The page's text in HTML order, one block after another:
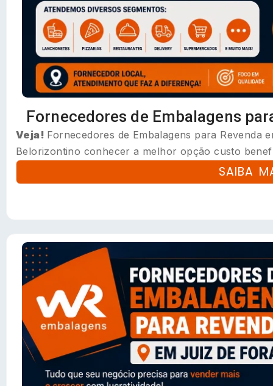
Fornecedores de Embalagens
Veja! Fornecedores de Embalagens para Revenda
Belorizontino conhecer a melhor opção custo
SAIBA